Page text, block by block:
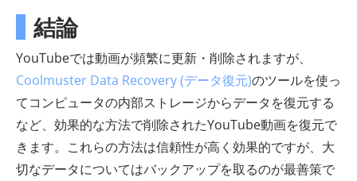
結論
YouTubeでは動画が頻繁に更新・削除されますが、
Coolmuster Data Recovery (データ復元)のツールを使っ
てコンピュータの内部ストレージからデータを復元する
など、効果的な方法で削除されたYouTube動画を復元で
きます。これらの方法は信頼性が高く効果的ですが、大
切なデータについてはバックアップを取るのが最善策で